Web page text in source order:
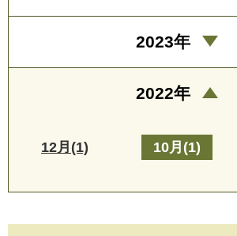
2023年
2022年
12月(1) 10月(1)